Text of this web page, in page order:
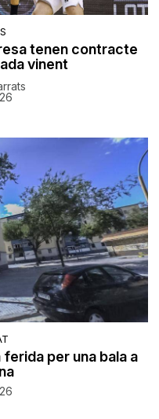
tenen contracte
vinent
per una bala a